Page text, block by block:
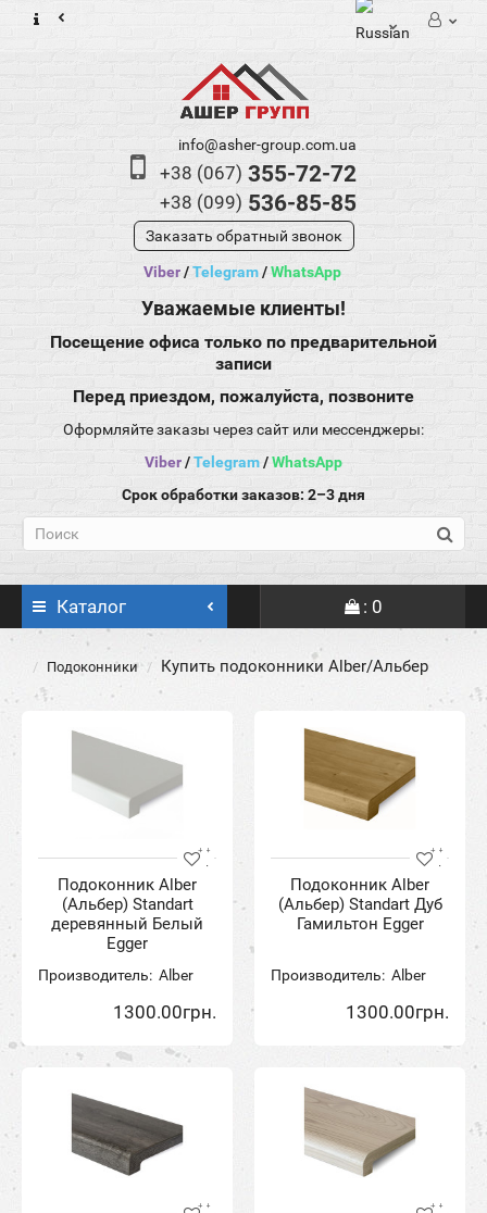
info@asher-group.com.ua
+38 (067) 355-72-72
+38 (099) 536-85-85
Заказать обратный звонок
Viber/Telegram/WhatsApp
Уважаемые клиенты!
Посещение офиса только по предварительной
записи
Перед приездом, пожалуйста, позвоните
Оформляйте заказы через сайт или мессенджеры:
Viber/Telegram/WhatsApp
Срок обработки заказов: 2–3 дня
Каталог : 0
Подоконники Купить подоконники Alber/Альбер
Подоконник Alber
(Альбер) Standart
деревянный Белый
Egger
Производитель: Alber
1300.00грн.
Подоконник Alber
(Альбер) Standart Дуб
Гамильтон Egger
Производитель: Alber
1300.00грн.